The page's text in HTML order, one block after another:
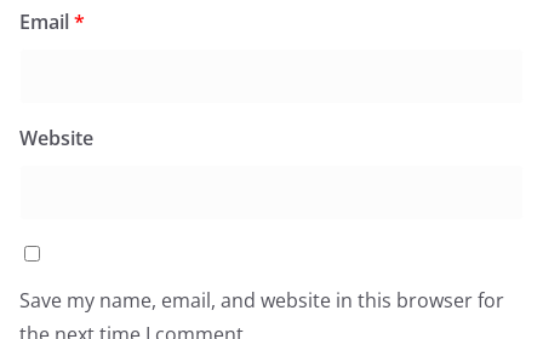
Email*
Website
Save my name, email, and website in this browser for